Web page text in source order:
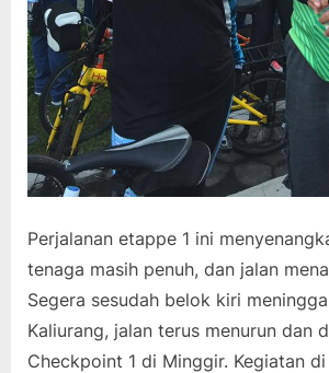
Perjalanan etappe 1 ini
tenaga masih penuh, dan jalan
Segera sesudah belok kiri
Kaliurang, jalan terus menurun dan
Checkpoint 1 di Minggir. Kegiatan